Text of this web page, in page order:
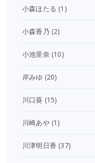
小森ほたる (1)
小森香乃 (2)
小池里奈 (10)
岸みゆ (20)
川口葵 (15)
川崎あや(1)
川津明日香 (37)